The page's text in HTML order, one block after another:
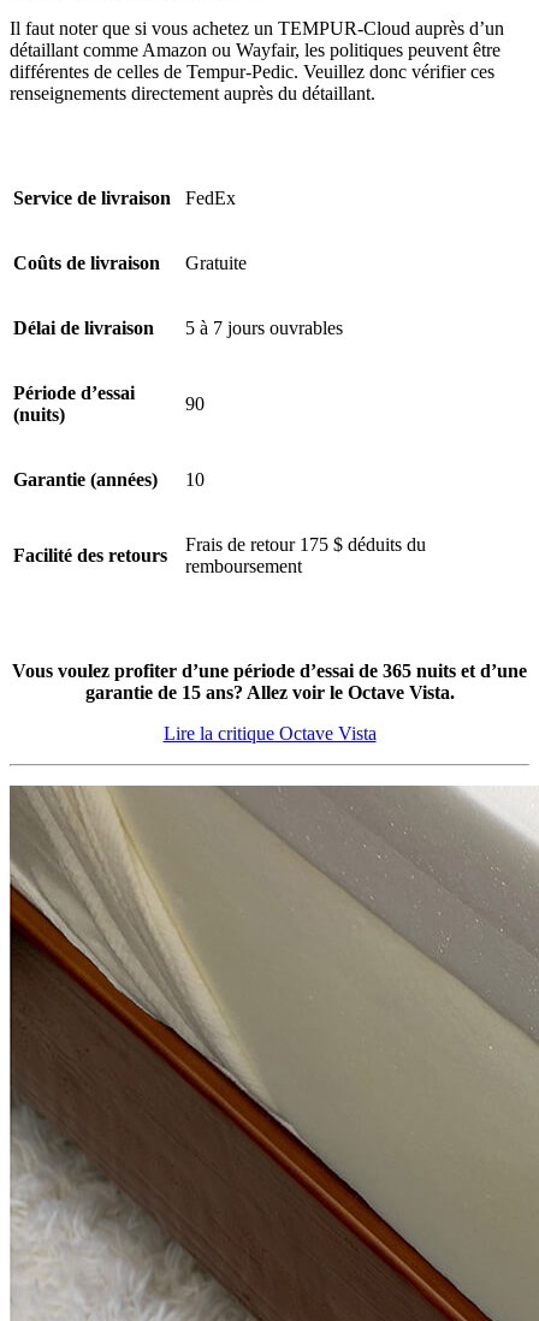
1,6/10
Il faut noter que si vous achetez un TEMPUR-Cloud auprès d’un
détaillant comme Amazon ou Wayfair, les politiques peuvent être
différentes de celles de Tempur-Pedic. Veuillez donc vérifier ces
renseignements directement auprès du détaillant.
Service de livraison FedEx
Coûts de livraison Gratuite
Délai de livraison 5 à 7 jours ouvrables
Période d’essai
(nuits)
90
Garantie (années) 10
Facilité des retours
Frais de retour 175 $ déduits du
remboursement
Vous voulez profiter d’une période d’essai de 365 nuits et d’une
garantie de 15 ans? Allez voir le Octave Vista.
Lire la critique Octave Vista